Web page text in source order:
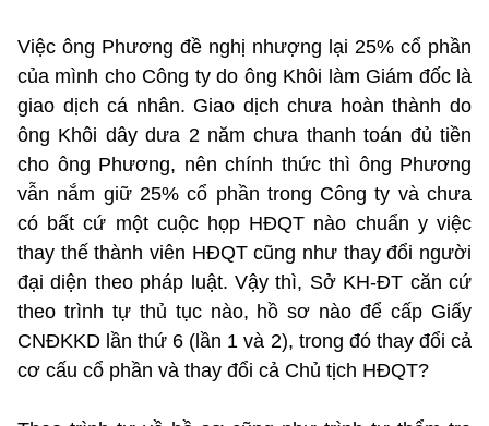
Việc ông Phương đề nghị nhượng lại 25% cổ phần
của mình cho Công ty do ông Khôi làm Giám đốc là
giao dịch cá nhân. Giao dịch chưa hoàn thành do
ông Khôi dây dưa 2 năm chưa thanh toán đủ tiền
cho ông Phương, nên chính thức thì ông Phương
vẫn nắm giữ 25% cổ phần trong Công ty và chưa
có bất cứ một cuộc họp HĐQT nào chuẩn y việc
thay thế thành viên HĐQT cũng như thay đổi người
đại diện theo pháp luật. Vậy thì, Sở KH-ĐT căn cứ
theo trình tự thủ tục nào, hồ sơ nào để cấp Giấy
CNĐKKD lần thứ 6 (lần 1 và 2), trong đó thay đổi cả
cơ cấu cổ phần và thay đổi cả Chủ tịch HĐQT?